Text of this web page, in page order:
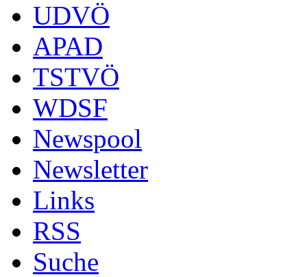
UDVÖ
APAD
TSTVÖ
WDSF
Newspool
Newsletter
Links
RSS
Suche